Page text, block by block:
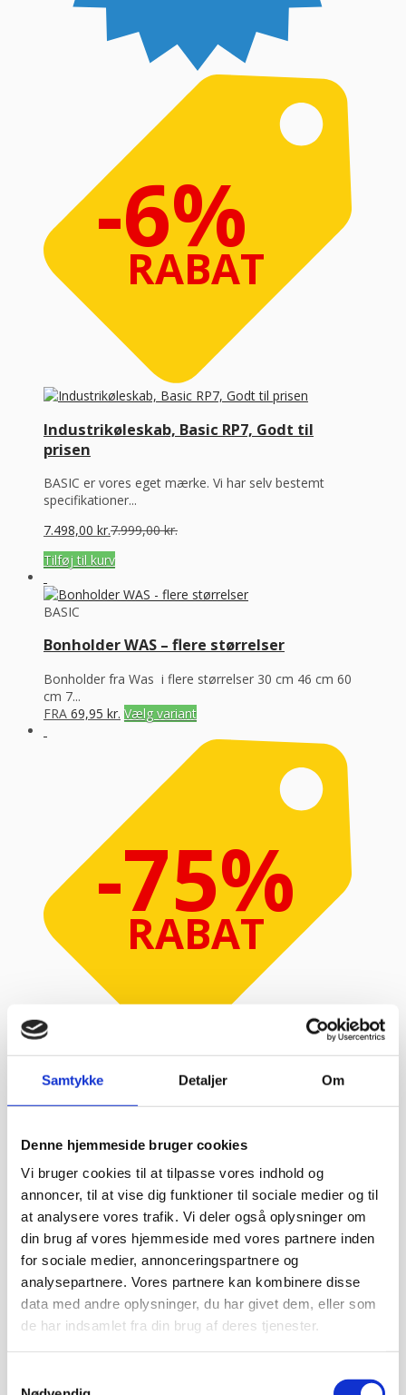
Samtykke Detaljer Om
Denne hjemmeside bruger cookies
Vi bruger cookies til at tilpasse vores indhold og
annoncer, til at vise dig funktioner til sociale medier og til
at analysere vores trafik. Vi deler også oplysninger om
din brug af vores hjemmeside med vores partnere inden
for sociale medier, annonceringspartnere og
analysepartnere. Vores partnere kan kombinere disse
data med andre oplysninger, du har givet dem, eller som
de har indsamlet fra din brug af deres tjenester.
-6%
RABAT
Industrikøleskab, Basic RP7, Godt til
prisen
BASIC er vores eget mærke. Vi har selv bestemt
specifikationer...
7.498,00 kr.7.999,00kr.
Tilføj til kurv
BASIC
Bonholder WAS – flere størrelser
Bonholder fra Was i flere størrelser 30 cm 46 cm 60
cm 7...
FRA 69,95 kr. Vælg variant
-75%
RABAT
Børste til pizzaovn, Eagle
Mål: 930x26...
79,00 kr.319,95kr.
Tilføj til kurv
-68%